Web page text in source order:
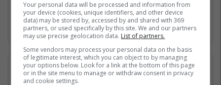
Gjirin Persik dhe nuk janë në gjendje të arrijnë
në det të hapur për shkak të bllokadës
iraniane. /Telegrafi/
07/05/2026 • 16:19
Your personal data will be processed and information from
your device (cookies, unique identifiers, and other device
data) may be stored by, accessed by and shared with 369
partners, or used specifically by this site. We and our partners
may use precise geolocation data. List of partners.
Some vendors may process your personal data on the basis
of legitimate interest, which you can object to by managing
your options below. Look for a link at the bottom of this page
or in the site menu to manage or withdraw consent in privacy
and cookie settings.